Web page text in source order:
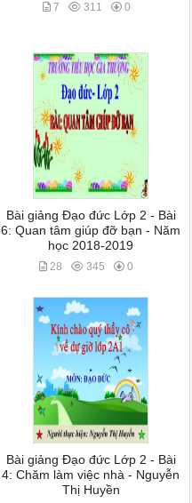
7 311 0
Bài giảng Đạo đức Lớp 2 - Bài
6: Quan tâm giúp đỡ bạn - Năm
học 2018-2019
28 345 0
Bài giảng Đạo đức Lớp 2 - Bài
4: Chăm làm việc nhà - Nguyễn
Thị Huyền